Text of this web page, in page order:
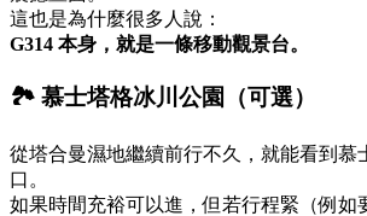
這也是為什麼很多人說：
G314 本身，就是一條移動觀景台。
🏞️ 慕士塔格冰川公園（可選）
從塔合曼濕地繼續前行不久，就能看到慕
口。
如果時間充裕可以進，但若行程緊（例如